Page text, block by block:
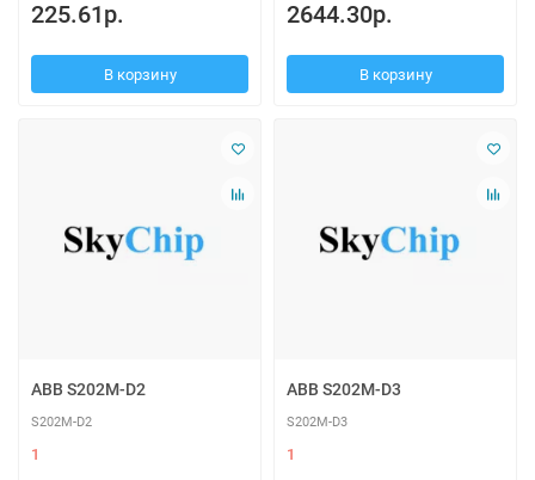
225.61р.
В корзину
2644.30р.
В корзину
ABB S202M-D2
S202M-D2
1
ABB S202M-D3
S202M-D3
1